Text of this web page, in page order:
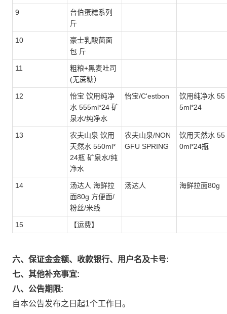
9
台伯蛋糕系列
斤
10
豪士乳酸菌面
包 斤
11
粗粮+黑麦吐司
(无蔗糖）
12
怡宝 饮用纯净
水 555ml*24 矿
泉水/纯净水
怡宝/C'estbon
饮用纯净水 55
5ml*24
13
农夫山泉 饮用
天然水 550ml*
24瓶 矿泉水/纯
净水
农夫山泉/NON
GFU SPRING
饮用天然水 55
0ml*24瓶
14
汤达人 海鲜拉
面80g 方便面/
粉丝/米线
汤达人 海鲜拉面80g
15 【运费】
六、保证金金额、收款银行、用户名及卡号:
七、其他补充事宜:
八、公告期限:
自本公告发布之日起1个工作日。